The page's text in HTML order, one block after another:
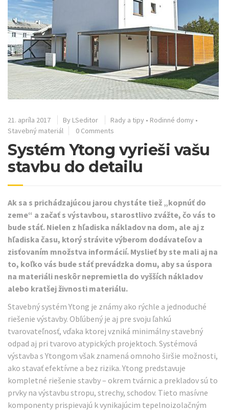
21. apríla 2017 By LSeditor Rady a tipy • Rodinné domy •
Stavebný materiál
0 Comments
Systém Ytong vyrieši vašu
stavbu do detailu
Ak sa s prichádzajúcou jarou chystáte tiež „kopnúť do
zeme“ a začať s výstavbou, starostlivo zvážte, čo vás to
bude stáť. Nielen z hľadiska nákladov na dom, ale aj z
hľadiska času, ktorý strávite výberom dodávateľov a
zisťovaním množstva informácií. Myslieť by ste mali aj na
to, koľko vás bude stáť prevádzka domu, aby sa úspora
na materiáli neskôr nepremietla do vyšších nákladov
alebo kratšej živnosti materiálu.
Stavebný systém Ytong je známy ako rýchle a jednoduché
riešenie výstavby. Obľúbený je aj pre svoju ľahkú
tvarovateľnosť, vďaka ktorej vzniká minimálny stavebný
odpad aj pri tvarovo atypických projektoch. Systémová
výstavba s Ytongom však znamená omnoho širšie možnosti,
ako stavať efektívne a bez rizika. Ytong predstavuje
kompletné riešenie stavby – okrem tvárnic a prekladov sú to
prvky na výstavbu stropu, strechy, schodov. Tieto masívne
komponenty prispievajú k vynikajúcim tepelnoizolačným